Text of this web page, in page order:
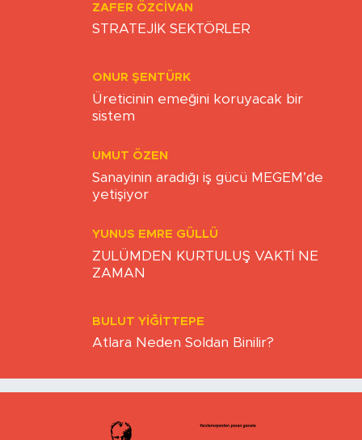
ZAFER ÖZCIVAN
STRATEJİK SEKTÖRLER
ONUR ŞENTÜRK
Üreticinin emeğini koruyacak bir
sistem
UMUT ÖZEN
Sanayinin aradığı iş gücü MEGEM’de
yetişiyor
YUNUS EMRE GÜLLÜ
ZULÜMDEN KURTULUŞ VAKTİ NE
ZAMAN
BULUT YİĞİTTEPE
Atlara Neden Soldan Binilir?